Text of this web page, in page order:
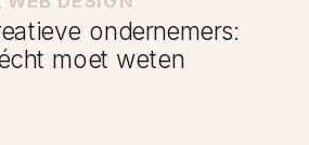
ondernemers:
moet weten